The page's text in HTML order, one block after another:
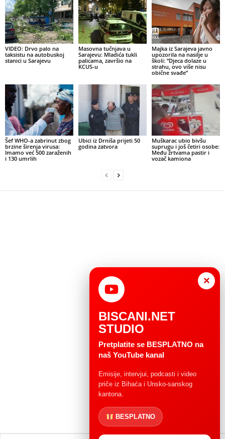
VIDEO: Drvo palo na
taksistu na autobuskoj
stanici u Sarajevu
Masovna tučnjava u
Sarajevu: Mladića tukli
palicama, završio na
KCUS-u
Majka iz Sarajeva javno
upozorila na nasilje u
školi: “Djeca dolaze u
strahu, ovo više nisu
obične svađe”
Šef WHO-a zabrinut zbog
brzine širenja virusa:
Imamo već 500 zaraženih
i 130 umrlih
Ubici iz Drniša prijeti 50
godina zatvora
Muškarac ubio bivšu
suprugu i još četiri osobe:
Među žrtvama pastir i
vozač kamiona
×
BISCANI.NET
STUDIO
Pretplatite se BESPLATNO na
naš YouTube kanal
Emisije, intervjui, podcasti i video
priče iz Bihaća i Unsko-sanskog
kantona.
BESPLATNO